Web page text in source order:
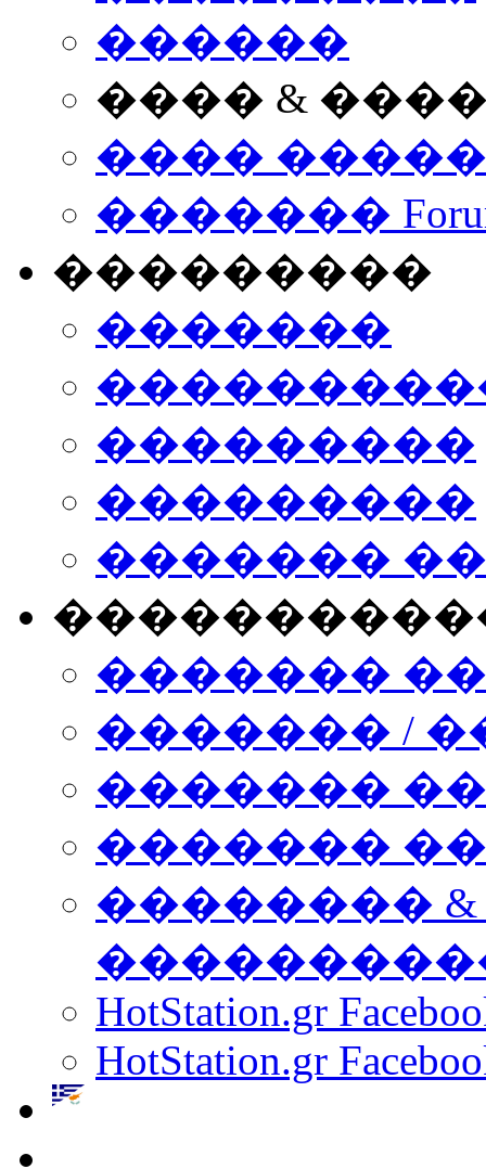
������
���� &
����
�������
���������
�������
���������
���������
�������
�������
������� /
�������
������� ���
��������
HotStation.gr
HotStation.gr